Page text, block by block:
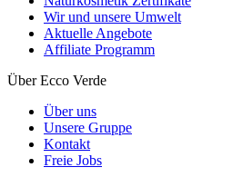
Wir und unsere Umwelt
Aktuelle Angebote
Affiliate Programm
Über Ecco Verde
Über uns
Unsere Gruppe
Kontakt
Freie Jobs